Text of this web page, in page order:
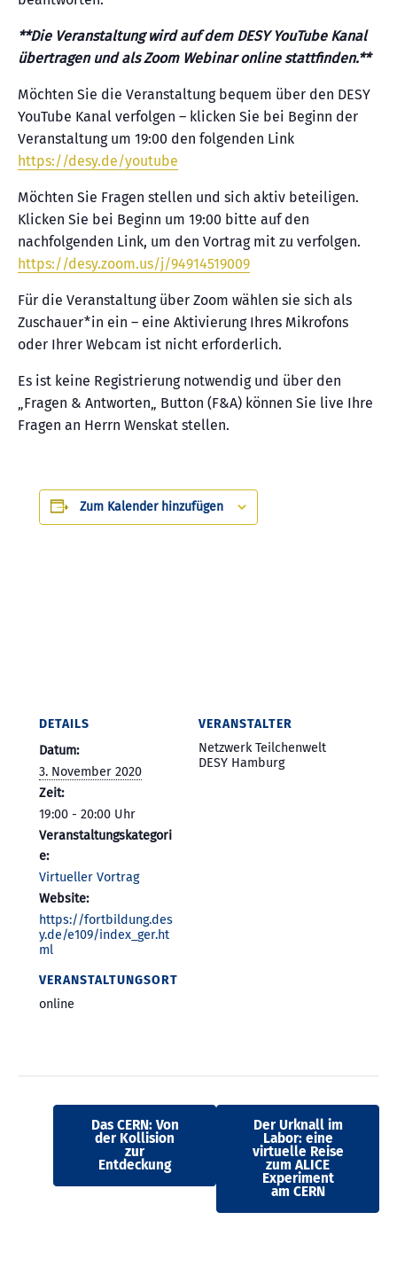
**Die Veranstaltung wird auf dem DESY YouTube Kanal
übertragen und als Zoom Webinar online stattfinden.**
Möchten Sie die Veranstaltung bequem über den DESY
YouTube Kanal verfolgen – klicken Sie bei Beginn der
Veranstaltung um 19:00 den folgenden Link
https://desy.de/youtube
Möchten Sie Fragen stellen und sich aktiv beteiligen.
Klicken Sie bei Beginn um 19:00 bitte auf den
nachfolgenden Link, um den Vortrag mit zu verfolgen.
https://desy.zoom.us/j/94914519009
Für die Veranstaltung über Zoom wählen sie sich als
Zuschauer*in ein – eine Aktivierung Ihres Mikrofons
oder Ihrer Webcam ist nicht erforderlich.
Es ist keine Registrierung notwendig und über den
„Fragen & Antworten„ Button (F&A) können Sie live Ihre
Fragen an Herrn Wenskat stellen.
Zum Kalender hinzufügen
DETAILS
Datum:
3. November 2020
Zeit:
19:00 - 20:00
Veranstaltungskategori
e:
Virtueller Vortrag
Website:
https://fortbildung.des
y.de/e109/index_ger.ht
ml
VERANSTALTUNGSORT
online
VERANSTALTER
Netzwerk Teilchenwelt
DESY Hamburg
Das CERN: Von
der Kollision
zur
Entdeckung
Der Urknall im
Labor: eine
virtuelle Reise
zum ALICE
Experiment
am CERN